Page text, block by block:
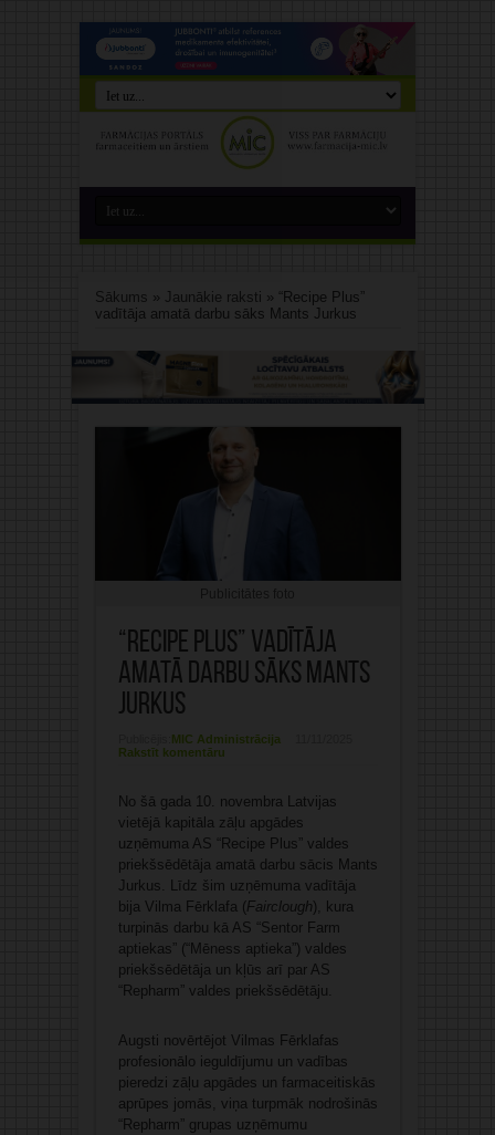
Sākums » Jaunākie raksti » “Recipe Plus”
vadītāja amatā darbu sāks Mants Jurkus
“Recipe Plus” vadītāja
amatā darbu sāks Mants
Jurkus
MIC Administrācija
Rakstīt komentāru
No šā gada 10. novembra Latvijas
vietējā kapitāla zāļu apgādes
uzņēmuma AS “Recipe Plus” valdes
priekšsēdētāja amatā darbu sācis Mants
Jurkus. Līdz šim uzņēmuma vadītāja
bija Vilma Fērklafa (Fairclough), kura
turpinās darbu kā AS “Sentor Farm
aptiekas” (“Mēness aptieka”) valdes
priekšsēdētāja un kļūs arī par AS
“Repharm” valdes priekšsēdētāju.
Augsti novērtējot Vilmas Fērklafas
profesionālo ieguldījumu un vadības
pieredzi zāļu apgādes un farmaceitiskās
aprūpes jomās, viņa turpmāk nodrošinās
“Repharm” grupas uzņēmumu